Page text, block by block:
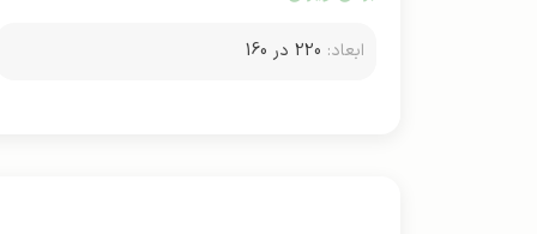
ابعاد: 220 در 160